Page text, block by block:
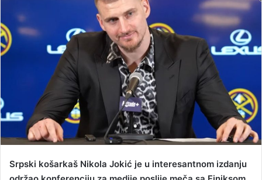
a
n
e
a
Srpski košarkaš Nikola Jokić je u interesantnom izdanju